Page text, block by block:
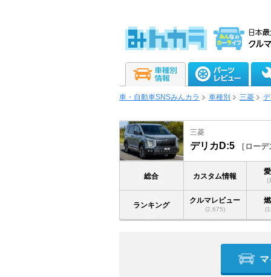
車・自動車SNSみんカラ 車種別 三菱
三菱
デリカD:5 ローデ
総合 カスタム情報
ランキング
クルマレビュー
(2,675)